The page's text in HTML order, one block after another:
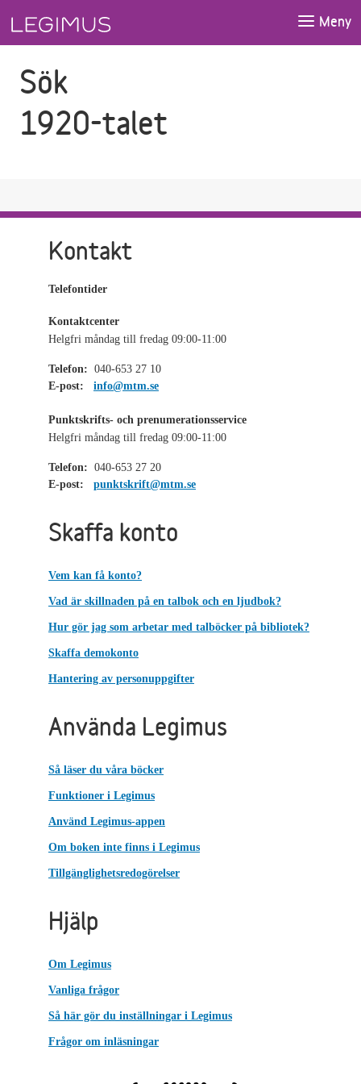
Meny
Sök
1920-talet
Kontakt
Telefontider
Kontaktcenter
Helgfri måndag till fredag 09:00-11:00
Telefon: 040-653 27 10
E-post:
info@mtm.se
Punktskrifts- och prenumerationsservice
Helgfri måndag till fredag 09:00-11:00
Telefon: 040-653 27 20
E-post:
punktskrift@mtm.se
Skaffa konto
Vem kan få konto?
Vad är skillnaden på en talbok och en ljudbok?
Hur gör jag som arbetar med talböcker på bibliotek?
Skaffa demokonto
Hantering av personuppgifter
Använda Legimus
Så läser du våra böcker
Funktioner i Legimus
Använd Legimus-appen
Om boken inte finns i Legimus
Tillgänglighetsredogörelser
Hjälp
Om Legimus
Vanliga frågor
Så här gör du inställningar i Legimus
Frågor om inläsningar